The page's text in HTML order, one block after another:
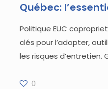
Québec:
Politique EUC
clés pour l’adopter,
les risques d’entretien.
0